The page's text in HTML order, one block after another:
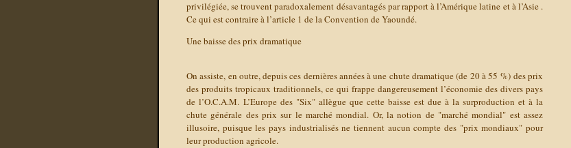
privilégiée, se trouvent paradoxalement désavantagés par rapport à l’Amérique latine et à l’Asie .
Ce qui est contraire à l’article 1 de la Convention de Yaoundé.
Une baisse des prix dramatique
On assiste, en outre, depuis ces dernières années à une chute dramatique (de 20 à 55 %) des prix
des produits tropicaux traditionnels, ce qui frappe dangereusement l’économie des divers pays
de l’O.C.A.M. L’Europe des "Six" allègue que cette baisse est due à la surproduction et à la
chute générale des prix sur le marché mondial. Or, la notion de "marché mondial" est assez
illusoire, puisque les pays industrialisés ne tiennent aucun compte des "prix mondiaux" pour
leur production agricole.